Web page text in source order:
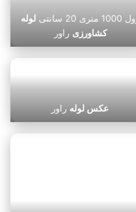
متری 20 سانتی
لوله
کشاورزی راور
عکس لوله راور